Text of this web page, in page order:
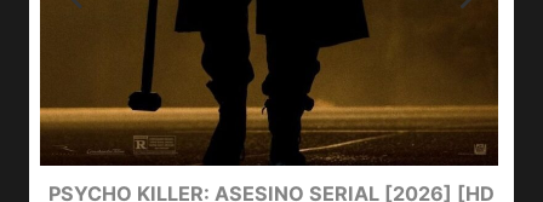
PSYCHO KILLER: ASESINO SERIAL [2026] [HD